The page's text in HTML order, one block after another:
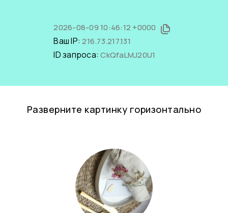
2026-08-09 10:46:12 +0000
Ваш IP:216.73.217.131
ID запроса:CkQfaLMJ20U1
Разверните картинку горизонтально